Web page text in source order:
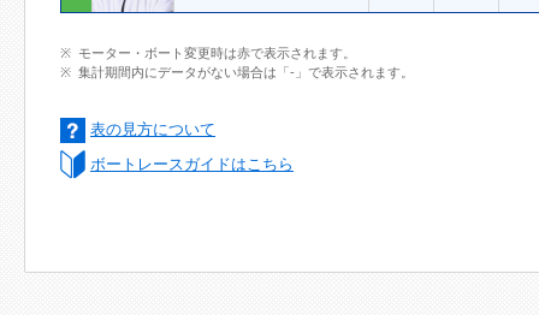
モーター・ボート変更時は赤で表示されます。
集計期間内にデータがない場合は「-」で表示されます。
表の見方について
ボートレースガイドはこちら